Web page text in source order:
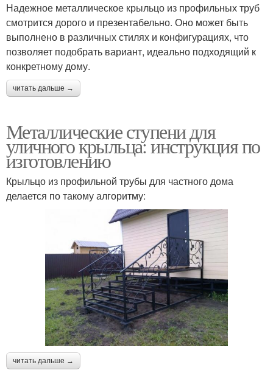
Надежное металлическое крыльцо из профильных труб
смотрится дорого и презентабельно. Оно может быть
выполнено в различных стилях и конфигурациях, что
позволяет подобрать вариант, идеально подходящий к
конкретному дому.
читать дальше →
Металлические ступени для
уличного крыльца: инструкция по
изготовлению
Крыльцо из профильной трубы для частного дома
делается по такому алгоритму:
читать дальше →